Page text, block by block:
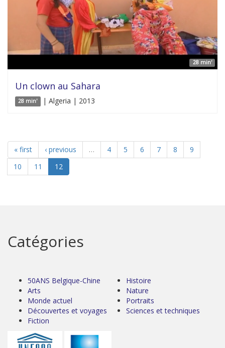
28 min'
Un clown au Sahara
28 min' | Algeria | 2013
« first ‹ previous … 4 5 6 7 8
9
10
11 12
Catégories
50ANS Belgique-Chine
Arts
Monde actuel
Découvertes et voyages
Fiction
Histoire
Nature
Portraits
Sciences et techniques